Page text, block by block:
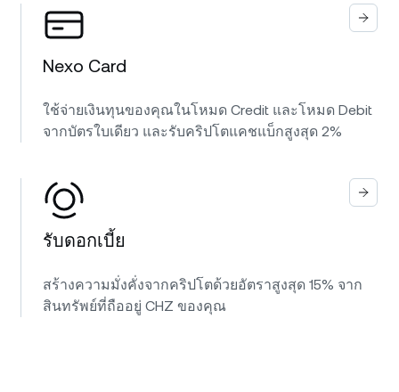
Nexo Card
ใช้จ่ายเงินทุนของคุณในโหมด Credit และโหมด Debit
จากบัตรใบเดียว และรับคริปโตแคชแบ็กสูงสุด 2%
รับดอกเบี้ย
สร้างความมั่งคั่งจากคริปโตด้วยอัตราสูงสุด 15% จาก
สินทรัพย์ที่ถืออยู่ CHZ ของคุณ